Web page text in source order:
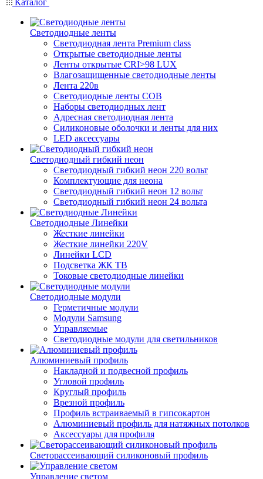
Каталог
Светодиодные ленты
Светодиодная лента Premium class
Открытые светодиодные ленты
Ленты открытые CRI>98 LUX
Влагозащищенные светодиодные ленты
Лента 220в
Светодиодные ленты COB
Наборы светодиодных лент
Адресная светодиодная лента
Силиконовые оболочки и ленты для них
LED аксессуары
Светодиодный гибкий неон
Светодиодный гибкий неон 220 вольт
Комплектующие для неона
Светодиодный гибкий неон 12 вольт
Светодиодный гибкий неон 24 вольта
Светодиодные Линейки
Жесткие линейки
Жесткие линейки 220V
Линейки LCD
Подсветка ЖК ТВ
Токовые светодиодные линейки
Светодиодные модули
Герметичные модули
Модули Samsung
Управляемые
Светодиодные модули для светильников
Алюминиевый профиль
Накладной и подвесной профиль
Угловой профиль
Круглый профиль
Врезной профиль
Профиль встраиваемый в гипсокартон
Алюминиевый профиль для натяжных потолков
Аксессуары для профиля
Светорассеивающий силиконовый профиль
Управление светом